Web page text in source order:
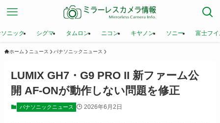
ニック シグマ タムロン ニコン キヤノン ソニー 富士フ
ホーム ニュース パナソニックニュース
LUMIX GH7・G9 PRO II 新ファーム公
開 AF-ONが動作しない問題を修正
パナソニックニュース 2026年6月2日